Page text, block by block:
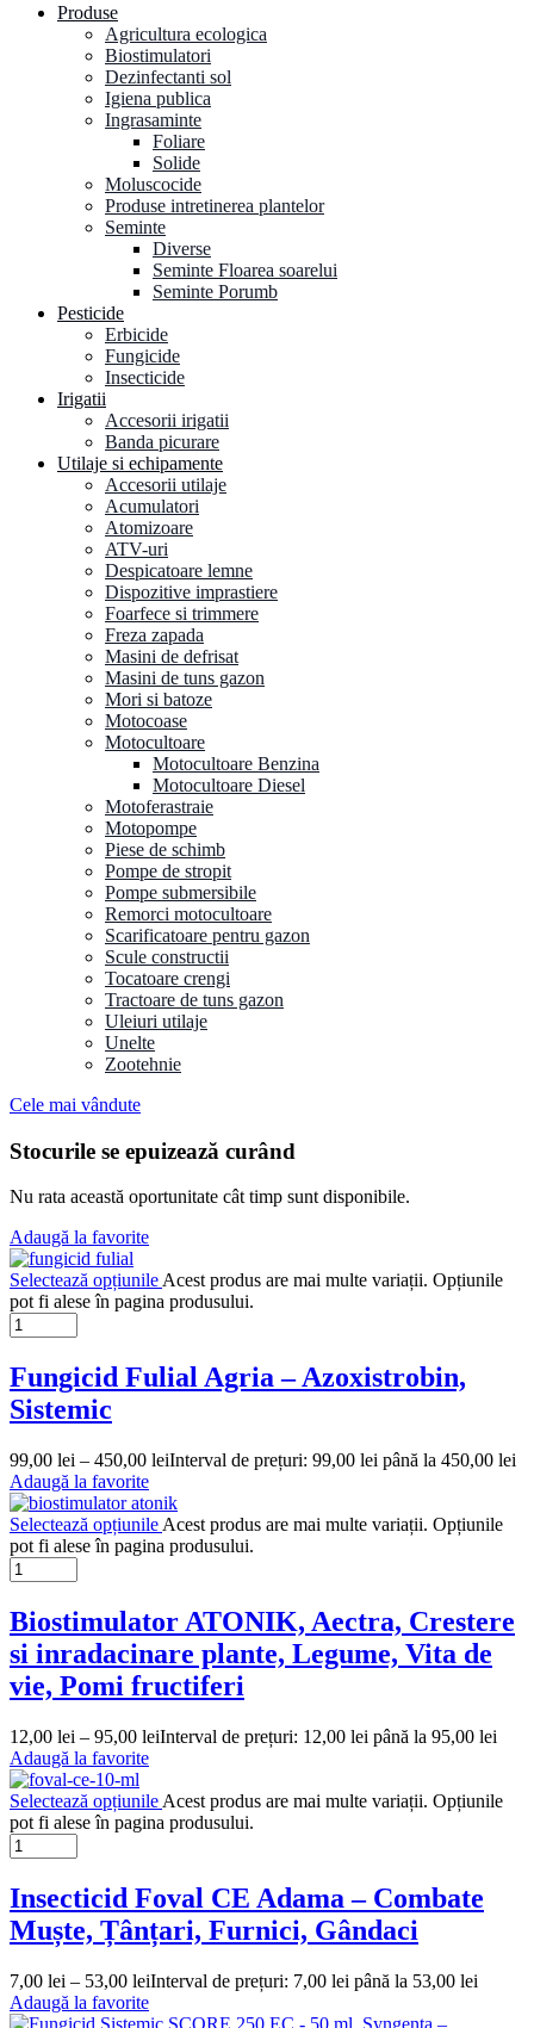
Produse
Agricultura ecologica
Biostimulatori
Dezinfectanti sol
Igiena publica
Ingrasaminte
Foliare
Solide
Moluscocide
Produse intretinerea plantelor
Seminte
Diverse
Seminte Floarea soarelui
Seminte Porumb
Pesticide
Erbicide
Fungicide
Insecticide
Irigatii
Accesorii irigatii
Banda picurare
Utilaje si echipamente
Accesorii utilaje
Acumulatori
Atomizoare
ATV-uri
Despicatoare lemne
Dispozitive imprastiere
Foarfece si trimmere
Freza zapada
Masini de defrisat
Masini de tuns gazon
Mori si batoze
Motocoase
Motocultoare
Motocultoare Benzina
Motocultoare Diesel
Motoferastraie
Motopompe
Piese de schimb
Pompe de stropit
Pompe submersibile
Remorci motocultoare
Scarificatoare pentru gazon
Scule constructii
Tocatoare crengi
Tractoare de tuns gazon
Uleiuri utilaje
Unelte
Zootehnie
Cele mai vândute
Stocurile se epuizează curând
Nu rata această oportunitate cât timp sunt disponibile.
Adaugă la favorite
Selectează opțiunile Acest produs are mai multe variații. Opțiunile
pot fi alese în pagina produsului.
Fungicid Fulial Agria – Azoxistrobin,
Sistemic
99,00 lei – 450,00 leiInterval de prețuri: 99,00 lei până la 450,00 lei
Adaugă la favorite
Selectează opțiunile Acest produs are mai multe variații. Opțiunile
pot fi alese în pagina produsului.
Biostimulator ATONIK, Aectra, Crestere
si inradacinare plante, Legume, Vita de
vie, Pomi fructiferi
12,00 lei – 95,00 leiInterval de prețuri: 12,00 lei până la 95,00 lei
Adaugă la favorite
Selectează opțiunile Acest produs are mai multe variații. Opțiunile
pot fi alese în pagina produsului.
Insecticid Foval CE Adama – Combate
Muște, Țânțari, Furnici, Gândaci
7,00 lei – 53,00 leiInterval de prețuri: 7,00 lei până la 53,00 lei
Adaugă la favorite